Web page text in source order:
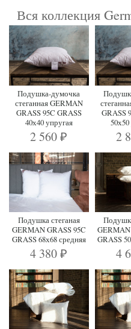
Вся коллекция
Подушка-думочка
стеганная GERMAN
GRASS 95C GRASS
40х40 упругая
2 560₽
GRASS
2
Подушка стеганая
GERMAN GRASS 95C
GRASS 68х68 средняя
4 380₽
GRASS
4